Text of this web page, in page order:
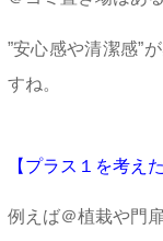
”安心感や清潔感”
すね。
【プラス１を考え
例えば＠植栽や門